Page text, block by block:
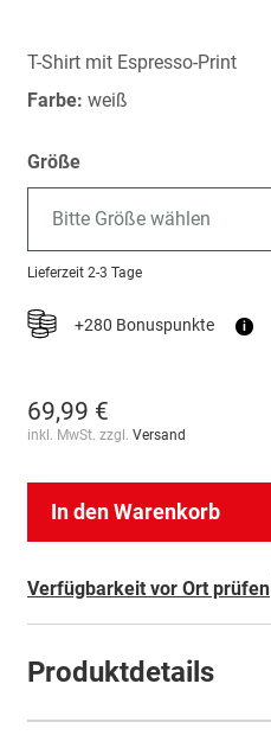
springen
T-Shirt mit Espresso-Print
Farbe: weiß
Größe
Bitte Größe wählen
Lieferzeit 2-3 Tage
+280 Bonuspunkte i
69,99 €
inkl. MwSt. zzgl. Versand
In den Warenkorb
Verfügbarkeit vor Ort prüfen
Produktdetails